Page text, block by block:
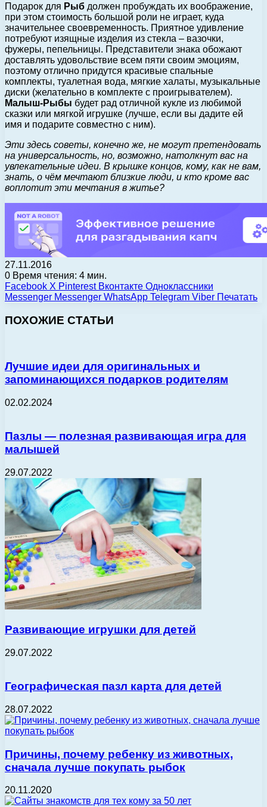
Подарок для Рыб должен пробуждать их воображение,
при этом стоимость большой роли не играет, куда
значительнее своевременность. Приятное удивление
потребуют изящные изделия из стекла – вазочки,
фужеры, пепельницы. Представители знака обожают
доставлять удовольствие всем пяти своим эмоциям,
поэтому отлично придутся красивые спальные
комплекты, туалетная вода, мягкие халаты, музыкальные
диски (желательно в комплекте с проигрывателем).
Малыш-Рыбы будет рад отличной кукле из любимой
сказки или мягкой игрушке (лучше, если вы дадите ей
имя и подарите совместно с ним).
Эти здесь советы, конечно же, не могут претендовать
на универсальность, но, возможно, натолкнут вас на
увлекательные идеи. В крышке концов, кому, как не вам,
знать, о чём мечтают близкие люди, и кто кроме вас
воплотит эти мечтания в житье?
27.11.2016
0 Время чтения: 4 мин.
Facebook X Pinterest Вконтакте Одноклассники
Messenger Messenger WhatsApp Telegram Viber Печатать
ПОХОЖИЕ СТАТЬИ
Лучшие идеи для оригинальных и
запоминающихся подарков родителям
02.02.2024
Пазлы — полезная развивающая игра для
малышей
29.07.2022
Развивающие игрушки для детей
29.07.2022
Географическая пазл карта для детей
28.07.2022
Причины, почему ребенку из животных,
сначала лучше покупать рыбок
20.11.2020